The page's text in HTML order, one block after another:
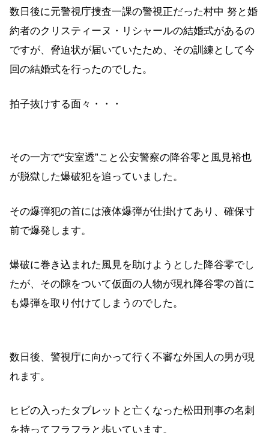
数日後に元警視庁捜査一課の警視正だった村中 努と婚
約者のクリスティーヌ・リシャールの結婚式があるの
ですが、脅迫状が届いていたため、その訓練として今
回の結婚式を行ったのでした。
拍子抜けする面々・・・
その一方で“安室透”こと公安警察の降谷零と風見裕也
が脱獄した爆破犯を追っていました。
その爆弾犯の首には液体爆弾が仕掛けてあり、確保寸
前で爆発します。
爆破に巻き込まれた風見を助けようとした降谷零でし
たが、その隙をついて仮面の人物が現れ降谷零の首に
も爆弾を取り付けてしまうのでした。
数日後、警視庁に向かって行く不審な外国人の男が現
れます。
ヒビの入ったタブレットと亡くなった松田刑事の名刺
を持ってフラフラと歩いています。